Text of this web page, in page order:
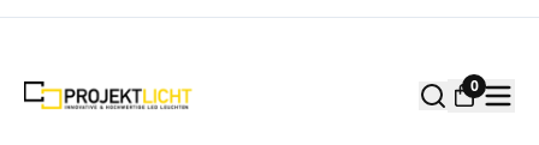
Zum Inhalt springen
0